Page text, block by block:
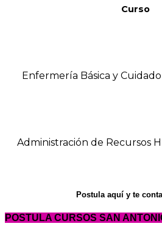
Curso
Enfermería Básica y
Administración de Recursos
Postula aquí y te
POSTULA CURSOS SAN